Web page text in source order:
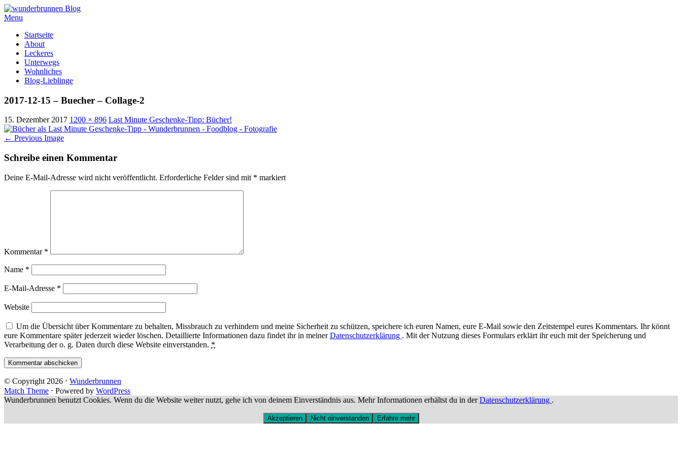
Menu
content
Startseite
About
Leckeres
Unterwegs
Wohnliches
Blog-Lieblinge
2017-12-15 – Buecher – Collage-2
15. Dezember 2017 1200 × 896 Last Minute Geschenke-Tipp: Bücher!
← Previous Image
Schreibe einen Kommentar
Deine E-Mail-Adresse wird nicht veröffentlicht. Erforderliche Felder sind mit * markiert
Kommentar *
Name *
E-Mail-Adresse *
Website
Um die Übersicht über Kommentare zu behalten, Missbrauch zu verhindern und meine Sicherheit zu schützen, speichere ich euren Namen, eure E-Mail sowie den Zeitstempel eures Kommentars. Ihr könnt
eure Kommentare später jederzeit wieder löschen. Detaillierte Informationen dazu findet ihr in meinerDatenschutzerklärung . Mit der Nutzung dieses Formulars erklärt ihr euch mit der Speicherung und
Verarbeitung der o. g. Daten durch diese Website einverstanden. *
© Copyright 2026 ⋅ Wunderbrunnen
Match Theme ⋅ Powered by WordPress
Wunderbrunnen benutzt Cookies. Wenn du die Website weiter nutzt, gehe ich von deinem Einverständnis aus. Mehr Informationen erhältst du in derDatenschutzerklärung .
Akzeptieren Nicht einverstanden Erfahre mehr